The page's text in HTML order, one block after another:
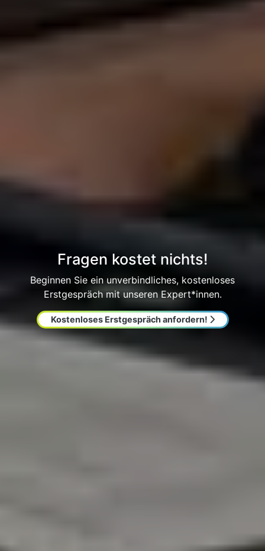
Fragen kostet nichts!
Beginnen Sie ein unverbindliches, kostenloses
Erstgespräch mit unseren Expert*innen.
Kostenloses Erstgespräch anfordern!